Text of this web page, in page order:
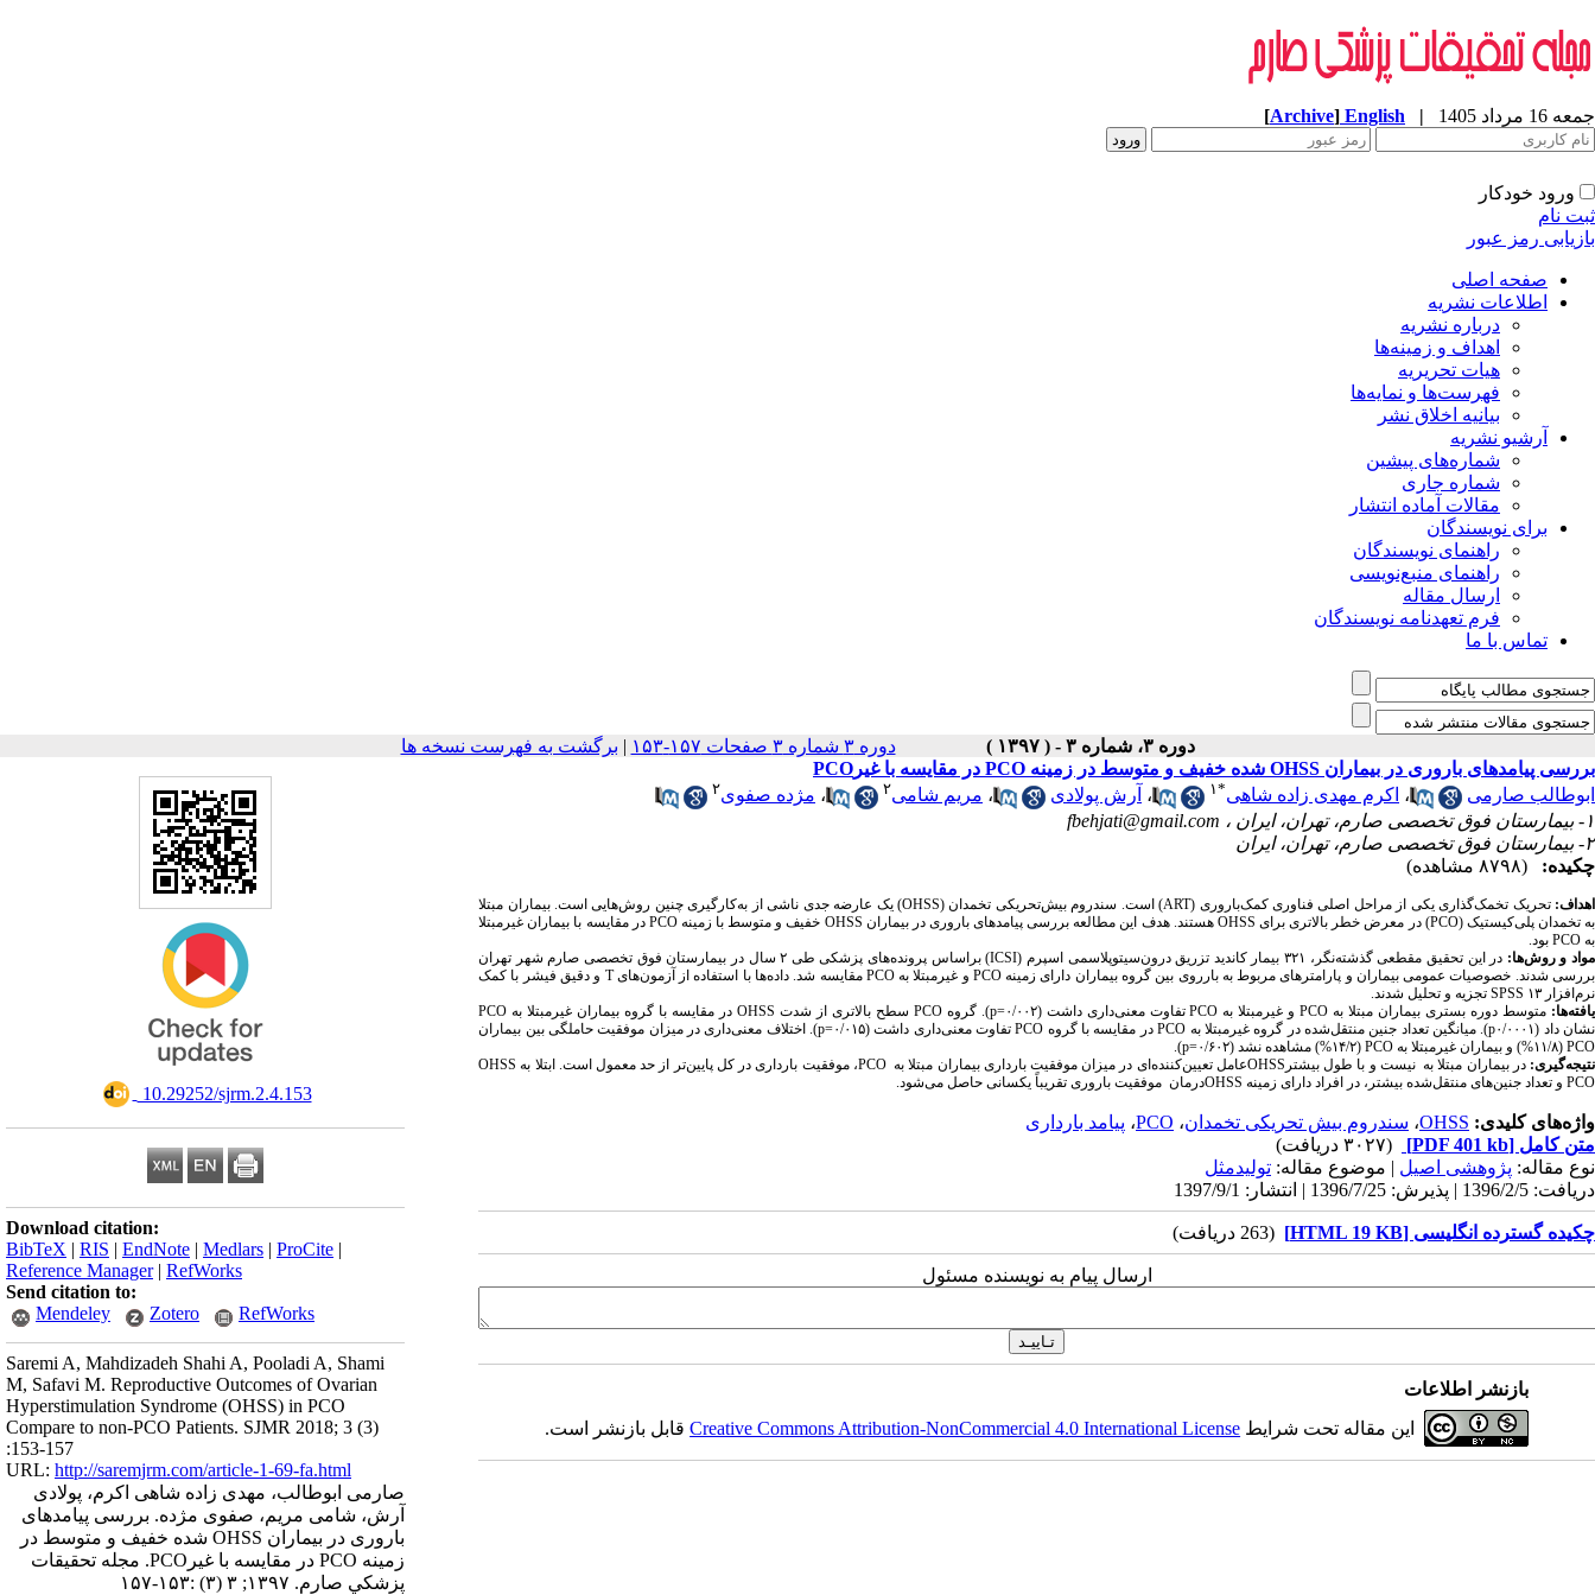
جمعه 16 مرداد 1405 |
English
[Archive]
ورود خودکار
ثبت نام
بازیابی رمز عبور
صفحه اصلی
اطلاعات نشریه
درباره نشریه
اهداف و زمینه‌ها
هیات تحریریه
فهرست‌ها و نمایه‌ها
بیانیه اخلاق نشر
آرشیو نشریه
شماره‌های پیشین
شماره جاری
مقالات آماده انتشار
برای نویسندگان
راهنمای نویسندگان
راهنمای منبع‌نویسی
ارسال مقاله
فرم تعهدنامه نویسندگان
تماس با ما
دوره ۳، شماره ۳ - ( ۱۳۹۷ ) دوره ۳ شماره ۳ صفحات ۱۵۷-۱۵۳ | برگشت به فهرست نسخه ها
‎ 10.29252/sjrm.2.4.153
Download citation:
BibTeX | RIS | EndNote | Medlars | ProCite |
Reference Manager| RefWorks
Send citation to:
Mendeley
Zotero RefWorks
Saremi A, Mahdizadeh Shahi A, Pooladi A, Shami
M, Safavi M. Reproductive Outcomes of Ovarian
Hyperstimulation Syndrome (OHSS) in PCO
Compare to non-PCO Patients. SJMR 2018; 3 (3)
:153-157
URL: http://saremjrm.com/article-1-69-fa.html
صارمی ابوطالب، مهدی زاده شاهی اکرم، پولادی
آرش، شامی مریم، صفوی مژده. بررسی پیامدهای
باروری در بیماران OHSS شده خفیف و متوسط در
زمینه PCO در مقایسه با غیرPCO. مجله تحقيقات
پزشكي صارم. ۱۳۹۷; ۳ (۳) :۱۵۳-۱۵۷
بررسی پیامدهای باروری در بیماران OHSS شده خفیف و متوسط در زمینه PCO در مقایسه با غیرPCO
ابوطالب صارمی
، اکرم مهدی زاده شاهی*۱ ، آرش پولادی ، مریم شامی۲ ، مژده صفوی۲
۱- بیمارستان فوق تخصصی صارم، تهران، ایران ،
fbehjati@gmail.com
۲- بیمارستان فوق تخصصی صارم، تهران، ایران
چکیده:
(۸۷۹۸ مشاهده)
اهداف:تحریک تخمک‌گذاری یکی از مراحل اصلی فناوری کمک‌باروری (ART)است. سندروم بیش‌تحریکی تخمدان(OHSS) یک عارضه جدی ناشی از به‌کارگیری چنین روش‌هایی است. بیماران مبتلا
به تخمدان پلی‌کیستیک(PCO) در معرض خطر بالاتری برای OHSS هستند. هدف این مطالعه بررسی پیامدهای باروری در بیماران OHSS خفیف و متوسط با زمینهPCO در مقایسه با بیماران غیرمبتلا
به PCO بود.
مواد و روش‌ها: در این تحقیق مقطعی گذشته‌نگر، ۳۲۱ بیمار کاندید تزریق درون‌سیتوپلاسمی اسپرم (ICSI)
براساس پرونده‌های پزشکی طی ۲ سال در بیمارستان فوق تخصصی صارم شهر تهران
بررسی شدند. خصوصیات عمومی بیماران و پارامترهای مربوط به بارروی بین گروه بیماران دارای زمینهPCO و غیرمبتلا بهPCO مقایسه شد. داده‌ها با استفاده از آزمون‌هایT و دقیق فیشر با کمک
نرم‌افزار SPSS ۱۳ تجزیه و تحلیل شدند.
یافته‌ها: متوسط دوره بستری بیماران مبتلا به PCOو غیرمبتلا به PCOتفاوت معنی‌داری داشت (۰/۰۰۲= p). گروهPCO سطح بالاتری از شدت OHSS در مقایسه با گروه بیماران غیرمبتلا به PCO
نشان داد (۰/۰۰۰۱
p). میانگین تعداد جنین منتقل‌شده در گروه غیرمبتلا به PCOدر مقایسه با گروه PCOتفاوت معنی‌داری داشت (۰/۰۱۵= p). اختلاف معنی‌داری در میزان موفقیت حاملگی بین بیماران
PCO (۱۱/۸%) و بیماران غیرمبتلا به PCO (۱۴/۲%) مشاهده نشد (۰/۶۰۲= p
).
نتیجه‌گیری: در بیماران مبتلا به OHSS ، موفقیت بارداری در کل پایین‌تر از حد معمول است. ابتلا بهPCO عامل تعیین‌کننده‌ای در میزان موفقیت بارداری بیماران مبتلا بهOHSS نیست و با طول بیشتر
درمانOHSS و تعداد جنین‌های منتقل‌شده بیشتر، در افراد دارای زمینه PCO موفقیت باروری تقریباً یکسانی حاصل می‌شود.
واژه‌های کلیدی: OHSS، سندروم بیش تحریکی تخمدان، PCO، پیامد بارداری
متن کامل [PDF 401 kb]
(۳۰۲۷ دریافت)
نوع مقاله: پژوهشی اصيل | موضوع مقاله: تولیدمثل
دریافت: 1396/2/5 | پذیرش: 1396/7/25 | انتشار: 1397/9/1
چکيده گسترده انگلیسی [HTML 19 KB] (263 دریافت)
ارسال پیام به نویسنده مسئول
بازنشر اطلاعات
این مقاله تحت شرایط Creative Commons Attribution-NonCommercial 4.0 International Licenseقابل بازنشر است.